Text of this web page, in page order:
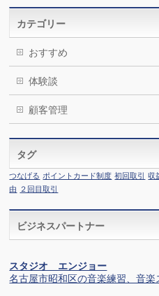
カテゴリー
おすすめ
体験談
顧客管理
タグ
つなげる ポイントカード制度 初回取引 収
由
２回目取引
ビジネスパートナー
スタジオ エンジョー
名古屋市昭和区の音楽練習、音楽